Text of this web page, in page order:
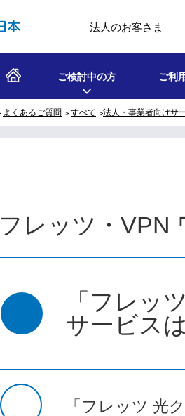
法人のお客さま
ご検討中の方 ご利
よくあるご質問 すべて 法人・事業者向けサ
フレッツ・VPN
「フレッ
サービス
「フレッツ 光